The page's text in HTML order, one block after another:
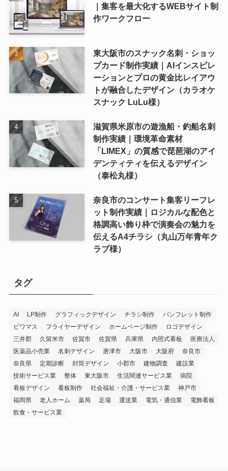
｜集客を最大化するWEBサイト制
作ワークフロー
東大阪市のスナック名刺・ショッ
プカード制作実績｜AIインスピレ
ーションとプロの黄金比レイアウ
トが融合したデザイン（カラオケ
スナック LuLu様）
滋賀県米原市の遊漁船・釣船名刺
制作実績｜環境革命素材
「LIMEX」の質感で琵琶湖のアイ
デンティティを伝えるデザイン
（泰松丸様）
奈良市のコンサート集客リーフレ
ット制作実績｜ロジカルな配色と
格調高い飾り枠で演奏会の魅力を
伝えるA4チラシ（丸山万年青年ク
ラブ様）
タグ
AI LP制作 グラフィックデザイン チラシ制作
パンフレット制作
ビワマス
フライヤーデザイン ホームページ制作
ロゴデザイン
三井郡
久留米市 佐賀市 佐賀県 兵庫県 内照式看板
医療法人
医薬品小売業
名刺デザイン 唐津市 大阪市 大阪府
奈良市
奈良県
定期診断 封筒デザイン 小郡市 建物調査
建設業
技術サービス業
整体 東大阪市 生活関連サービス業
病院
看板デザイン
看板制作 社会福祉・介護・サービス業
神戸市
福岡県
老人ホーム 薬局 足場 運送業 電気・通信業
電飾看板
飲食・サービス業